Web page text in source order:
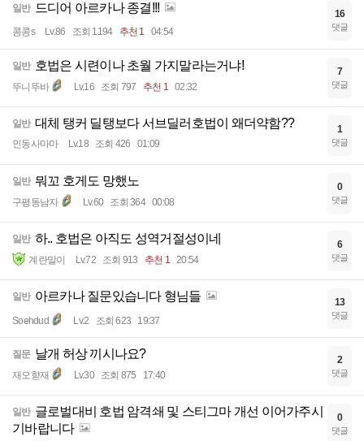
일반 드디어 아르카나 종결!!!
콩콩s Lv.86 조회 1194 추천 1 04:54
16
댓글
일반 호법은 시련이나 초월 가지말라는거냐!
뚜니뚜바 Lv.16 조회 797 추천 1 02:32
7
댓글
일반 대체 탱커 딜탱보다 서브딜러호법이 왜더약함??
인동사마마 Lv.18 조회 426 01:09
1
댓글
일반 뭐꼬 호게도 망했노
구평동남자 Lv.60 조회 364 00:08
0
댓글
일반 하.. 호법은 아직도 성역거절성이네
계란말이 Lv.72 조회 913 추천 1 20:54
6
댓글
일반 아르카나 질문있습니다 형님들
Soehdud Lv.2 조회 623 19:37
13
댓글
질문 날개 허상 끼시나요?
재오햗재 Lv.30 조회 875 17:40
2
댓글
일반 글로벌대비 호법 암격쇄 및 스티그마 개선 이어가주시
기바랍니다
0
댓글